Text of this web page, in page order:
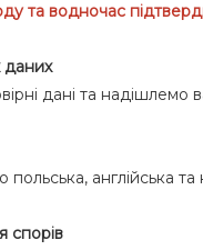
та водночас
даних
дані та
англійська та
спорів